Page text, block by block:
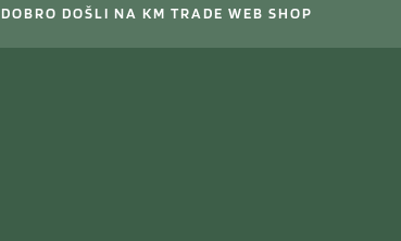
DOBRO DOŠLI NA KM TRADE WEB SHOP